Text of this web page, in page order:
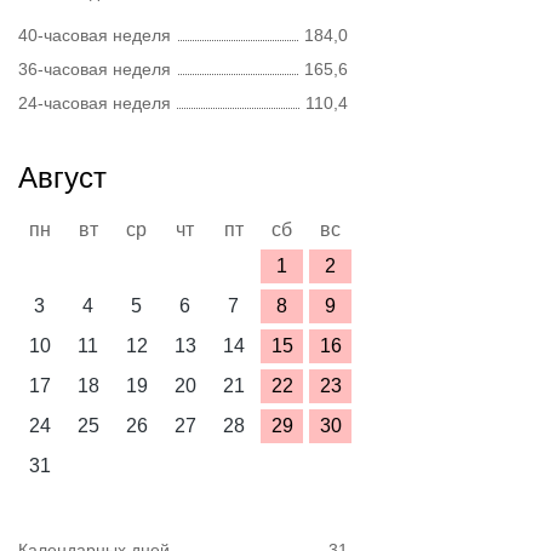
40-часовая неделя
184,0
36-часовая неделя
165,6
24-часовая неделя
110,4
Август
пн вт ср чт пт сб
вс
1
2
3
4 5 6 7 8
9
10
11 12 13 14 15
16
17
18 19 20 21 22
23
24
25 26 27 28 29
30
31